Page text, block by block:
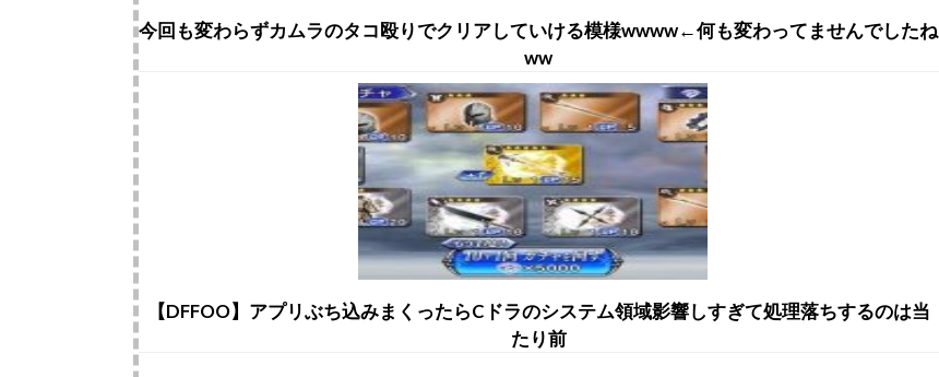
今回も変わらずカムラのタコ殴りでクリアしていける模様wwww←何も変わってませんでしたね
ww
【DFFOO】アプリぶち込みまくったらCドラのシステム領域影響しすぎて処理落ちするのは当
たり前